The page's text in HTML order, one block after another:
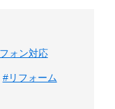
ォン対応
#リフォーム